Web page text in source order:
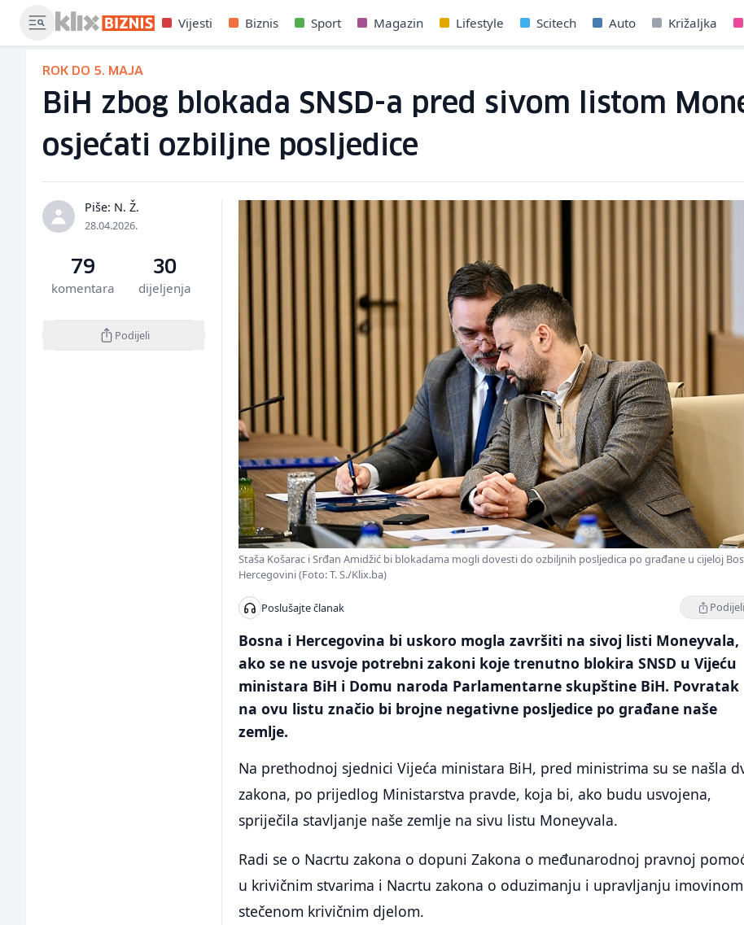
Vijesti Biznis Sport Magazin Lifestyle Scitech Auto Križaljka
ROK DO 5. MAJA
BiH zbog blokada SNSD-a pred sivom listom
osjećati ozbiljne posljedice
Piše: N. Ž.
28.04.2026.
79
komentara
30
dijeljenja
Podijeli
Staša Košarac i Srđan Amidžić bi blokadama mogli dovesti do ozbiljnih posljedica po građane u cijeloj
Hercegovini (Foto: T. S./Klix.ba)
Poslušajte članak Podijeli
Bosna i Hercegovina bi uskoro mogla završiti na sivoj listi Moneyvala,
ako se ne usvoje potrebni zakoni koje trenutno blokira SNSD u Vijeću
ministara BiH i Domu naroda Parlamentarne skupštine BiH. Povratak
na ovu listu značio bi brojne negativne posljedice po građane naše
zemlje.
Na prethodnoj sjednici Vijeća ministara BiH, pred ministrima su se našla
zakona, po prijedlog Ministarstva pravde, koja bi, ako budu usvojena,
spriječila stavljanje naše zemlje na sivu listu Moneyvala.
Radi se o Nacrtu zakona o dopuni Zakona o međunarodnoj pravnoj
u krivičnim stvarima i Nacrtu zakona o oduzimanju i upravljanju imovinom
stečenom krivičnim djelom.